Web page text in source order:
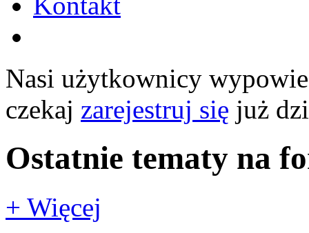
Nasi użytkownicy
czekaj zarejestruj się już
Ostatnie tematy na
+ Więcej